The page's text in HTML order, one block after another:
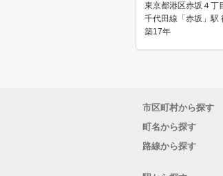
東京都港区赤坂４丁
千代田線「赤坂」駅
築17年
市区町村から探す
町名から探す
路線から探す